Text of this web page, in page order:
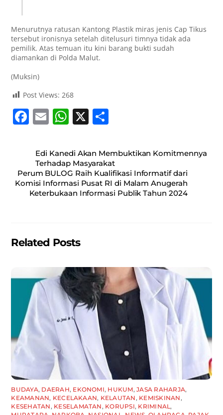
Menurutnya ratusan Kantong Plastik miras jenis Cap Tikus
tersebut ironisnya setelah ditelusuri timnya tidak ada
pemilik. Atas temuan itu kini barang bukti sudah
diamankan di Polda Malut.
(Muksin)
Post Views: 268
F
c
e
b
o
E
ai
l
W
at
s
A
p
X
ar
e
Edi Kanedi Akan Membuktikan Komitmennya
Terhadap Masyarakat
Perum BULOG Raih Kualifikasi Informatif dari
Komisi Informasi Pusat RI di Malam Anugerah
Keterbukaan Informasi Publik Tahun 2024
Related Posts
BUDAYA, DAERAH, EKONOMI, HUKUM,JASA RAHARJA,
KEAMANAN, KECELAKAAN, KELAUTAN, KEMISKINAN,
KESEHATAN, KESELAMATAN, KORUPSI, KRIMINAL,